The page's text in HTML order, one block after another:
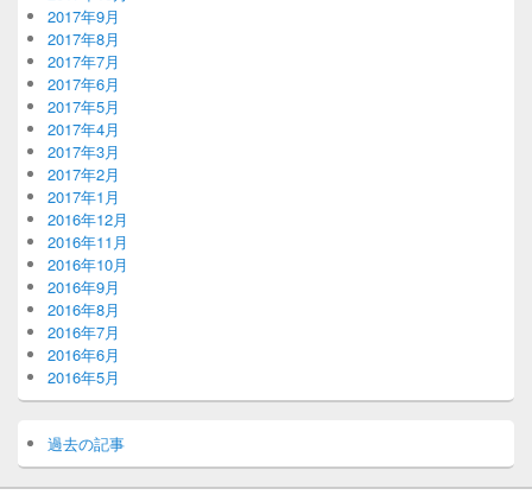
2017年9月
2017年8月
2017年7月
2017年6月
2017年5月
2017年4月
2017年3月
2017年2月
2017年1月
2016年12月
2016年11月
2016年10月
2016年9月
2016年8月
2016年7月
2016年6月
2016年5月
過去の記事